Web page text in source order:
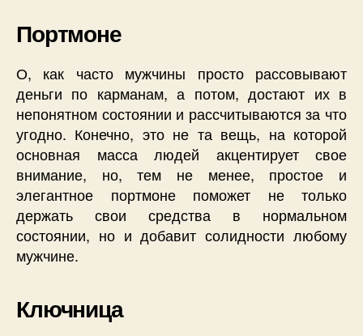
Портмоне
О, как часто мужчины просто рассовывают
деньги по карманам, а потом, достают их в
непонятном состоянии и рассчитываются за что
угодно. Конечно, это не та вещь, на которой
основная масса людей акцентирует свое
внимание, но, тем не менее, простое и
элегантное портмоне поможет не только
держать свои средства в нормальном
состоянии, но и добавит солидности любому
мужчине.
Ключница